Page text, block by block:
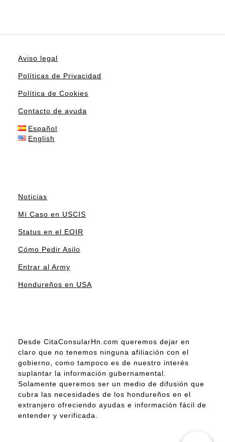
Aviso legal
Políticas de Privacidad
Política de Cookies
Contacto de ayuda
Español
English
Noticias
Mí Caso en USCIS
Status en el EOIR
Cómo Pedir Asilo
Entrar al Army
Hondureños en USA
Desde CitaConsularHn.com queremos dejar en
claro que no tenemos ninguna afiliación con el
gobierno, como tampoco es de nuestro interés
suplantar la información gubernamental.
Solamente queremos ser un medio de difusión que
cubra las necesidades de los hondureños en el
extranjero ofreciendo ayudas e información fácil de
entender y verificada.